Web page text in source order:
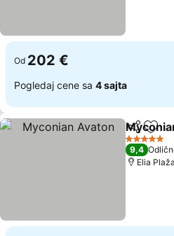
Od 202 €
Pogledaj cene sa 4 sajta
Deli
5 Zvezdice
9,4
Elia Plaža